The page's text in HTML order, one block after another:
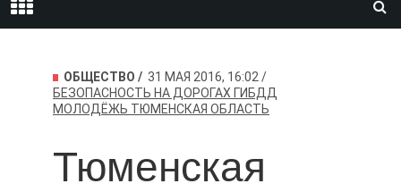
ОБЩЕСТВО
31 МАЯ 2016, 16:02
БЕЗОПАСНОСТЬ НА ДОРОГАХ ГИБДД
МОЛОДЁЖЬ ТЮМЕНСКАЯ ОБЛАСТЬ
Тюменская